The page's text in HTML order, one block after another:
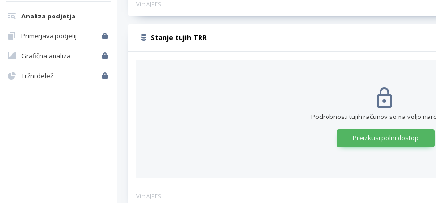
Analiza podjetja
Primerjava podjetij
Grafična analiza
Tržni delež
Vir: AJPES
Stanje tujih TRR
Podrobnosti tujih računov so na voljo
Preizkusi polni dostop
Vir: AJPES